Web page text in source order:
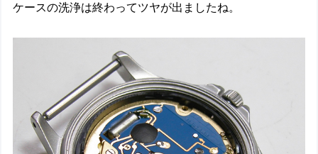
ケースの洗浄は終わってツヤが出ましたね。